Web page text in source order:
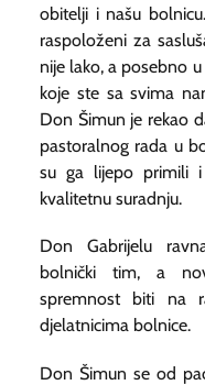
obitelji i našu
raspoloženi za
nije lako, a posebno
koje ste sa svima
Don Šimun je rekao
pastoralnog rada u
su ga lijepo primili
kvalitetnu suradnju.
Don Gabrijelu
bolnički tim, a
spremnost biti na
djelatnicima bolnice.
Don Šimun se od